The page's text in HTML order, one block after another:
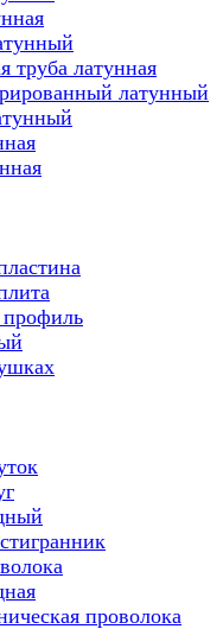
труба латунная
латунный
проволока